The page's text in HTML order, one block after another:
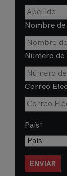
Nombre de
Número
Correo
País*